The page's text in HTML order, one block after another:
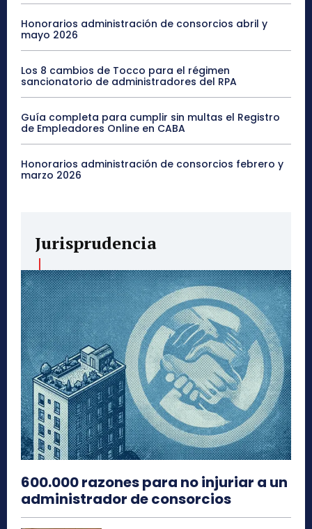
Honorarios administración de consorcios abril y
mayo 2026
Los 8 cambios de Tocco para el régimen
sancionatorio de administradores del RPA
Guía completa para cumplir sin multas el Registro
de Empleadores Online en CABA
Honorarios administración de consorcios febrero y
marzo 2026
Jurisprudencia
600.000 razones para no injuriar a un
administrador de consorcios